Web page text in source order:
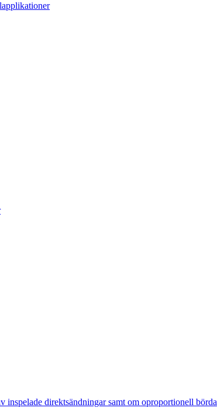
direktsändningar samt om oproportionell börda